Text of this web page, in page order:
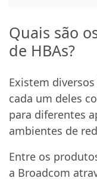
Quais são
de HBAs?
Existem
cada um deles
para diferentes
ambientes de
Entre os
a Broadcom